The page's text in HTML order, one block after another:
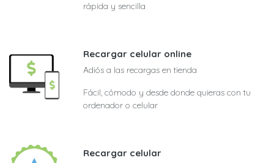
rápida y sencilla
Recargar celular online
Adiós a las recargas en tienda
Fácil, cómodo y desde donde quieras con tu
ordenador o celular
Recargar celular